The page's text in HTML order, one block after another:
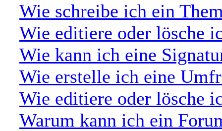
Wie schreibe ich ein
Wie editiere oder lösche
Wie kann ich eine
Wie erstelle ich eine
Wie editiere oder lösche
Warum kann ich ein